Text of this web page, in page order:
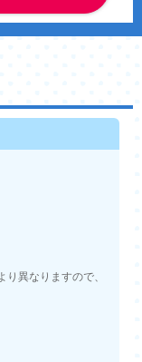
異なりますので、